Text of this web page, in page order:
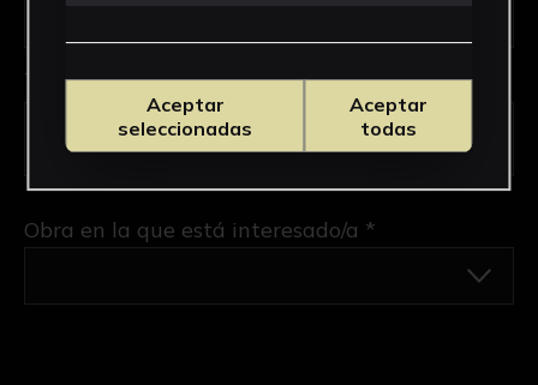
Tipo de uso *
Obra en la que está interesado/a *
Aceptar
seleccionadas
Aceptar
todas